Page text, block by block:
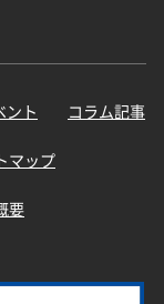
ント コラム記事
マップ
要